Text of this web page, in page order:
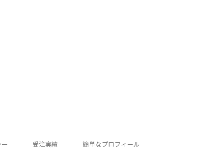
受注実績 簡単なプロフィール